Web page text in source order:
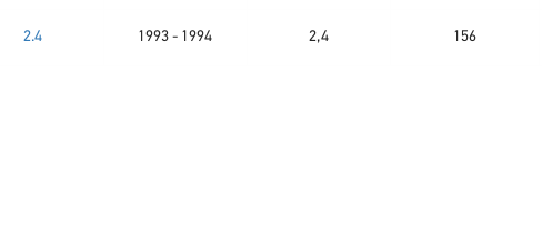
2.4 1993 - 1994 2,4 156